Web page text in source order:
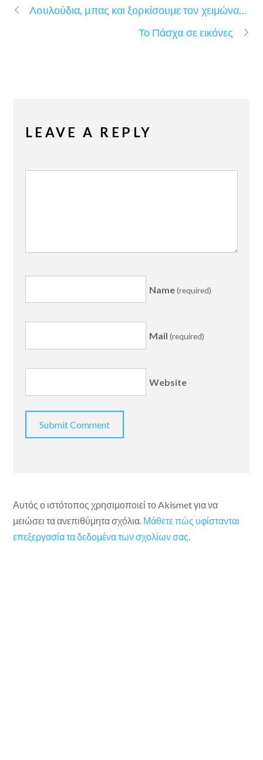
Λουλούδια, μπας και ξορκίσουμε τον χειμώνα…
Το Πάσχα σε εικόνες
LEAVE A REPLY
Name(required)
Mail (required)
Website
Αυτός ο ιστότοπος χρησιμοποιεί το Akismet για να
μειώσει τα ανεπιθύμητα σχόλια. Μάθετε πώς υφίστανται
επεξεργασία τα δεδομένα των σχολίων σας.